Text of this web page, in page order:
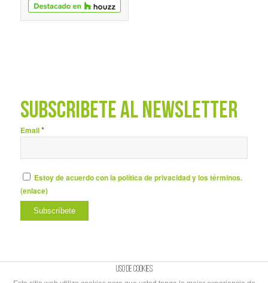
SUBSCRÍBETE AL NEWSLETTER
Email*
Estoy de acuerdo con la política de privacidad y los términos.
(enlace)
Uso de cookies